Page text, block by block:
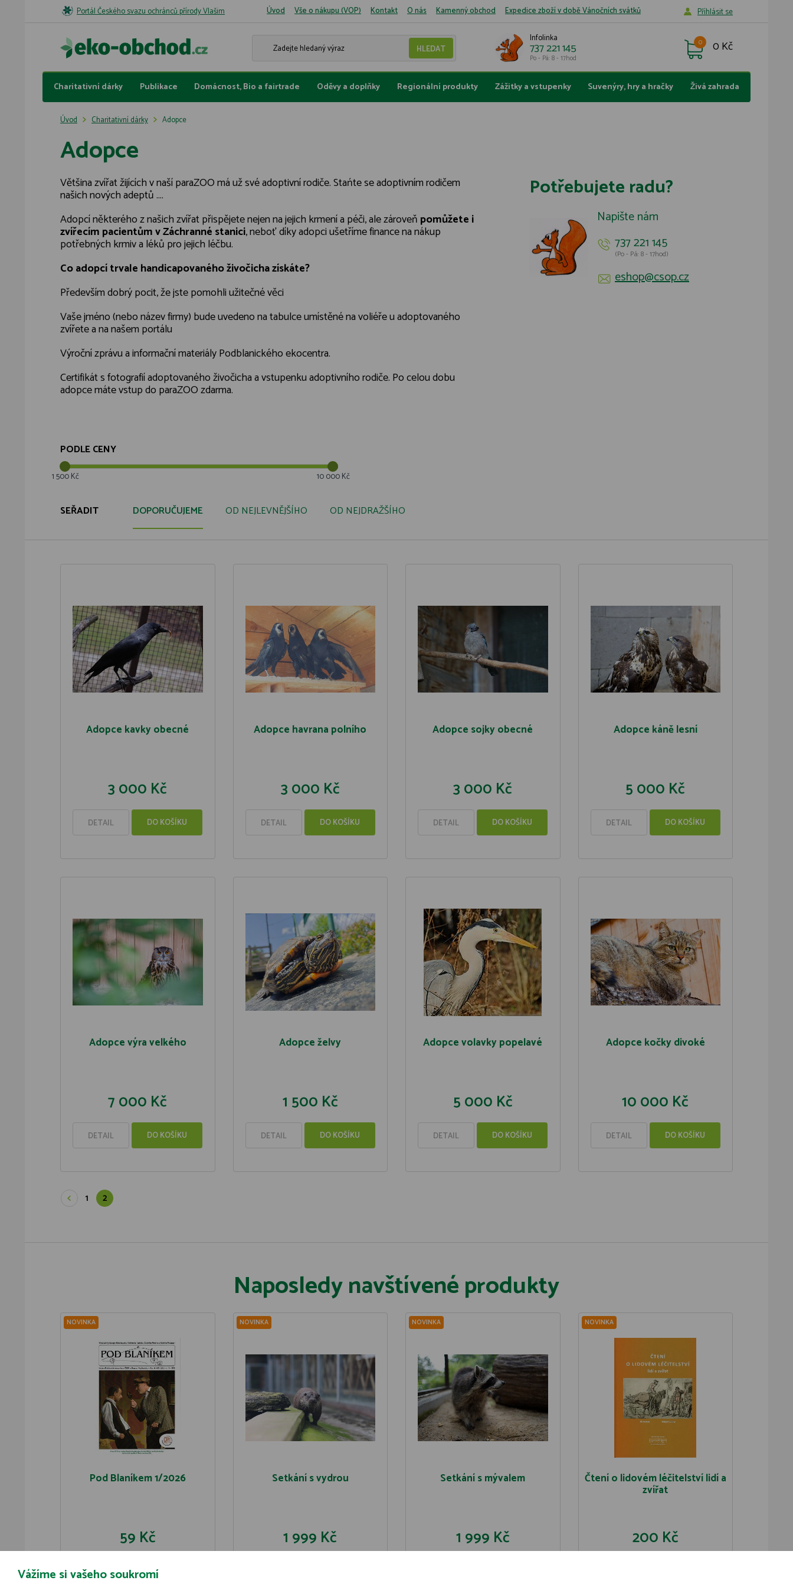
Portál Českého svazu ochránců přírody Vlašim Úvod Vše o nákupu (VOP) Kontakt O nás Kamenný obchod Expedice zboží v době Vánočních svátků Příhlásit se
Infolinka
737 221 145
Po - Pá: 8 - 17hod
0 Kč
0
Charitativní dárky Publikace Domácnost, Bio a fairtrade Oděvy a doplňky Regionální produkty Zážitky a vstupenky Suvenýry, hry a hračky Živá zahrada
Úvod Charitativní dárky Adopce
Adopce
Většina zvířat žijících v naší paraZOO má už své adoptivní rodiče. Stańte se adoptivním rodičem
našich nových adeptů ....
Adopcí některého z našich zvířat přispějete nejen na jejich krmení a péči, ale zároveň pomůžete i
zvířecím pacientům v Záchranné stanici, neboť díky adopci ušetříme finance na nákup
potřebných krmiv a léků pro jejich léčbu.
Co adopcí trvale handicapovaného živočicha získáte?
Především dobrý pocit, že jste pomohli užitečné věci
Vaše jméno (nebo název firmy) bude uvedeno na tabulce umístěné na voliéře u adoptovaného
zvířete a na našem portálu
Výroční zprávu a informační materiály Podblanického ekocentra.
Certifikát s fotografií adoptovaného živočicha a vstupenku adoptivního rodiče. Po celou dobu
adopce máte vstup do paraZOO zdarma.
Potřebujete radu?
Napište nám
737 221 145
(Po - Pá: 8 - 17hod)
eshop@csop.cz
PODLE CENY
1 500 Kč 10 000 Kč
SEŘADIT DOPORUČUJEME OD NEJLEVNĚJŠÍHO OD NEJDRAŽŠÍHO
Adopce kavky obecné
3 000 Kč
DETAIL DO KOŠÍKU
Adopce havrana polního
3 000 Kč
DETAIL DO KOŠÍKU
Adopce sojky obecné
3 000 Kč
DETAIL DO KOŠÍKU
Adopce káně lesní
5 000 Kč
DETAIL DO KOŠÍKU
Adopce výra velkého
7 000 Kč
DETAIL DO KOŠÍKU
Adopce želvy
1 500 Kč
DETAIL DO KOŠÍKU
Adopce volavky popelavé
5 000 Kč
DETAIL DO KOŠÍKU
Adopce kočky divoké
10 000 Kč
DETAIL DO KOŠÍKU
1 2
Naposledy navštívené produkty
NOVINKA
Pod Blaníkem 1/2026
59 Kč
DETAIL DO KOŠÍKU
NOVINKA
Setkání s vydrou
1 999 Kč
NOVINKA
Setkání s mývalem
1 999 Kč
NOVINKA
Čtení o lidovém léčitelství lidí a
zvířat
200 Kč
Vážíme si vašeho soukromí